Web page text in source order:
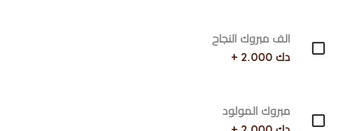
الف مبروك النجاح
دك 2.000 +
مبروك المولود